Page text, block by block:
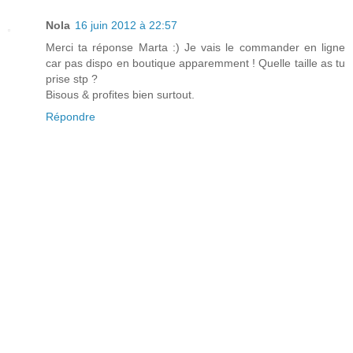
Nola 16 juin 2012 à 22:57
Merci ta réponse Marta :) Je vais le commander en ligne
car pas dispo en boutique apparemment ! Quelle taille as tu
prise stp ?
Bisous & profites bien surtout.
Répondre